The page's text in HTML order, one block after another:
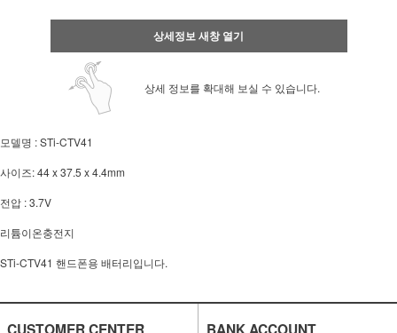
상세정보 새창 열기
상세 정보를 확대해 보실 수 있습니다.
모델명 : STi-CTV41
사이즈: 44 x 37.5 x 4.4mm
전압 : 3.7V
리튬이온충전지
STi-CTV41 핸드폰용 배터리입니다.